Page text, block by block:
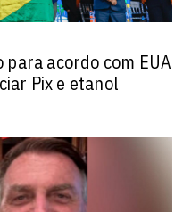
para acordo com EUA
Pix e etanol